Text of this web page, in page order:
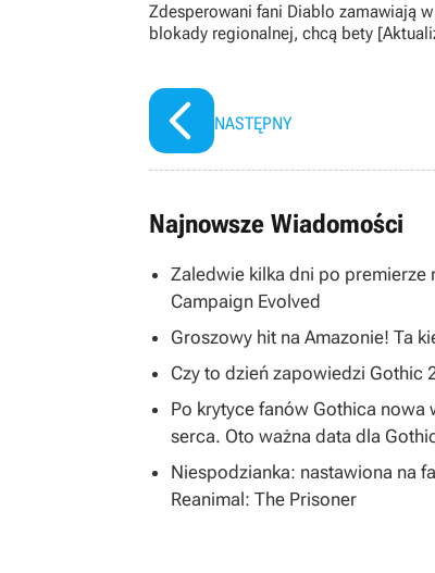
Zdesperowani fani Diablo zamawiają
blokady regionalnej, chcą bety
NASTĘPNY
Najnowsze Wiadomości
Zaledwie kilka dni po premierze
Campaign Evolved
Groszowy hit na Amazonie! Ta
Czy to dzień zapowiedzi Gothic
Po krytyce fanów Gothica
serca. Oto ważna data dla
Niespodzianka: nastawiona na
Reanimal: The Prisoner